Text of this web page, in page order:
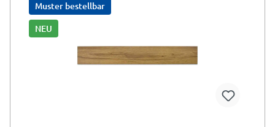
Muster bestellbar
NEU